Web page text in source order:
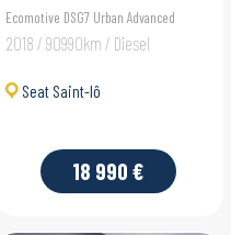
Ecomotive DSG7 Urban Advanced
2018 / 90990km / Diesel
Seat Saint-lô
18 990 €